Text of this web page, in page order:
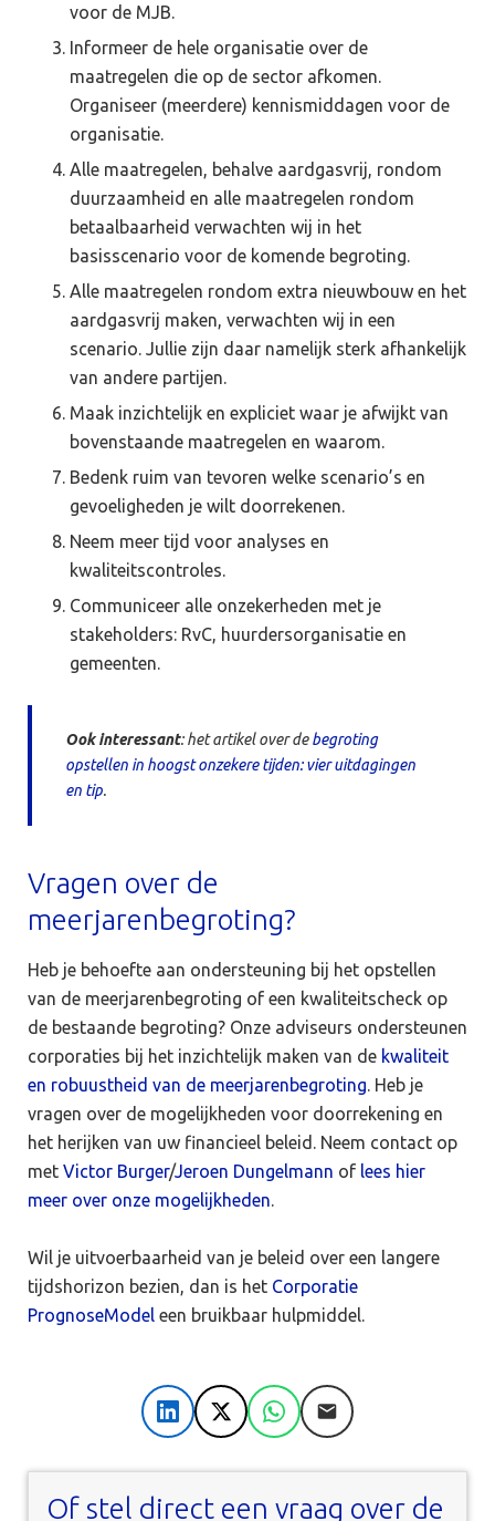
voor de MJB.
Informeer de hele organisatie over de
maatregelen die op de sector afkomen.
Organiseer (meerdere) kennismiddagen voor de
organisatie.
Alle maatregelen, behalve aardgasvrij, rondom
duurzaamheid en alle maatregelen rondom
betaalbaarheid verwachten wij in het
basisscenario voor de komende begroting.
Alle maatregelen rondom extra nieuwbouw en het
aardgasvrij maken, verwachten wij in een
scenario. Jullie zijn daar namelijk sterk afhankelijk
van andere partijen.
Maak inzichtelijk en expliciet waar je afwijkt van
bovenstaande maatregelen en waarom.
Bedenk ruim van tevoren welke scenario’s en
gevoeligheden je wilt doorrekenen.
Neem meer tijd voor analyses en
kwaliteitscontroles.
Communiceer alle onzekerheden met je
stakeholders: RvC, huurdersorganisatie en
gemeenten.
Ook interessant: het artikel over debegroting
opstellen in hoogst onzekere tijden: vier uitdagingen
en tip.
Vragen over de
meerjarenbegroting?
Heb je behoefte aan ondersteuning bij het opstellen
van de meerjarenbegroting of een kwaliteitscheck op
de bestaande begroting? Onze adviseurs ondersteunen
corporaties bij het inzichtelijk maken van de kwaliteit
en robuustheid van de meerjarenbegroting. Heb je
vragen over de mogelijkheden voor doorrekening en
het herijken van uw financieel beleid. Neem contact op
met Victor Burger/Jeroen Dungelmann of lees hier
meer over onze mogelijkheden.
Wil je uitvoerbaarheid van je beleid over een langere
tijdshorizon bezien, dan is het Corporatie
PrognoseModel een bruikbaar hulpmiddel.
LinkedIn
X WhatsApp
E-mail
Of stel direct een vraag over de